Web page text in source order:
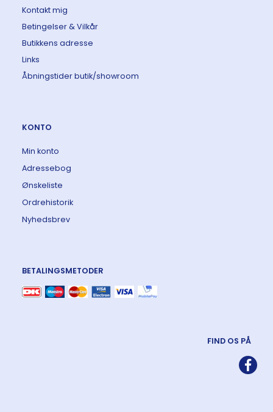
Kontakt mig
Betingelser & Vilkår
Butikkens adresse
Links
Åbningstider butik/showroom
KONTO
Min konto
Adressebog
Ønskeliste
Ordrehistorik
Nyhedsbrev
BETALINGSMETODER
FIND OS PÅ